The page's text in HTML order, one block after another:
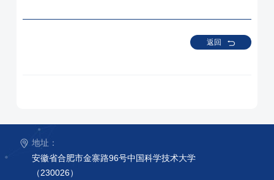
返回
地址：
安徽省合肥市金寨路96号中国科学技术大学
（230026）